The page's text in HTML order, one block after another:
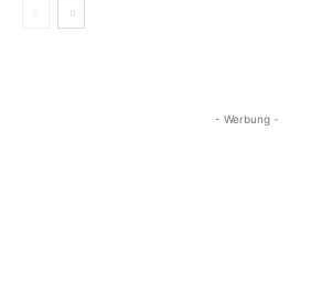
- Werbung -